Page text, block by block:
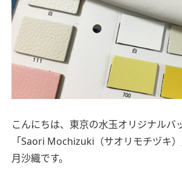
こんにちは、東京の水玉オリジナルバ
「Saori Mochizuki（サオリモチヅキ
月沙織です。